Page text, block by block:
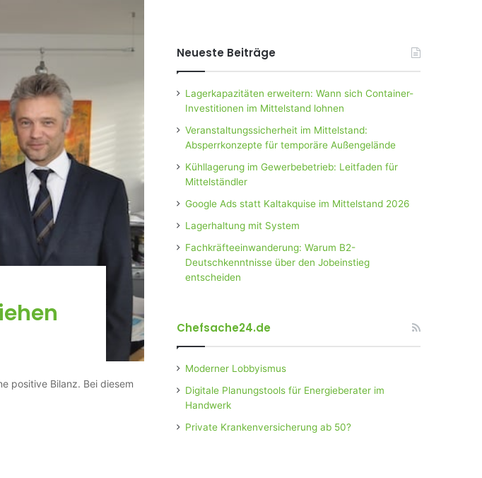
positive Bilanz. Bei diesem
Neueste Beiträge
Lagerkapazitäten erweitern: Wann sich Container-
Investitionen im Mittelstand lohnen
Veranstaltungssicherheit im Mittelstand:
Absperrkonzepte für temporäre Außengelände
Kühllagerung im Gewerbebetrieb: Leitfaden für
Mittelständler
Google Ads statt Kaltakquise im Mittelstand 2026
Lagerhaltung mit System
Fachkräfteeinwanderung: Warum B2-
Deutschkenntnisse über den Jobeinstieg
entscheiden
Chefsache24.de
Moderner Lobbyismus
Digitale Planungstools für Energieberater im
Handwerk
Private Krankenversicherung ab 50?